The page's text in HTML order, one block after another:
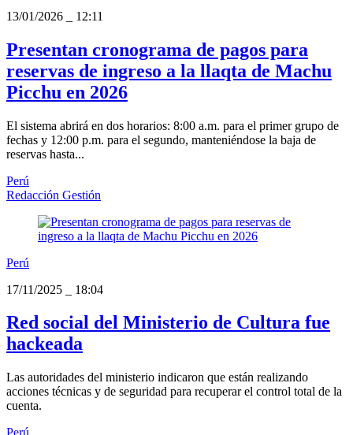
13/01/2026
12:11
Presentan cronograma de pagos para
reservas de ingreso a la llaqta de Machu
Picchu en 2026
El sistema abrirá en dos horarios: 8:00 a.m. para el primer grupo de
fechas y 12:00 p.m. para el segundo, manteniéndose la baja de
reservas hasta...
Perú
Redacción Gestión
Perú
17/11/2025
18:04
Red social del Ministerio de Cultura fue
hackeada
Las autoridades del ministerio indicaron que están realizando
acciones técnicas y de seguridad para recuperar el control total de la
cuenta.